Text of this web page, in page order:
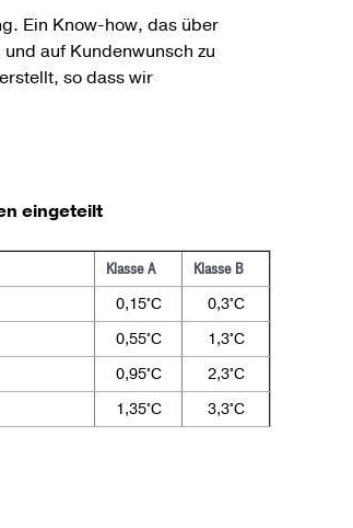
Ein Know-how, das über
auf Kundenwunsch zu
so dass wir
eingeteilt
Klasse A
Klasse B
0,15°C
0,3°C
0,55°C
1,3°C
0,95°C
2,3°C
1,35°C 3,3°C